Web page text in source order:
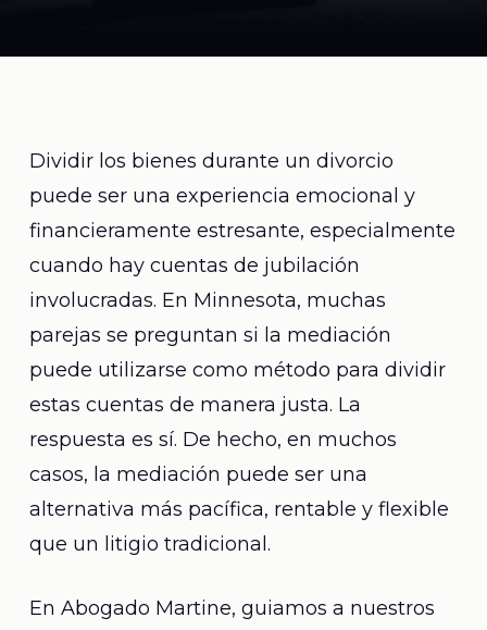
Dividir los bienes durante un divorcio
puede ser una experiencia emocional y
financieramente estresante, especialmente
cuando hay cuentas de jubilación
involucradas. En Minnesota, muchas
parejas se preguntan si la mediación
puede utilizarse como método para dividir
estas cuentas de manera justa. La
respuesta es sí. De hecho, en muchos
casos, la mediación puede ser una
alternativa más pacífica, rentable y flexible
que un litigio tradicional.
En Abogado Martine, guiamos a nuestros